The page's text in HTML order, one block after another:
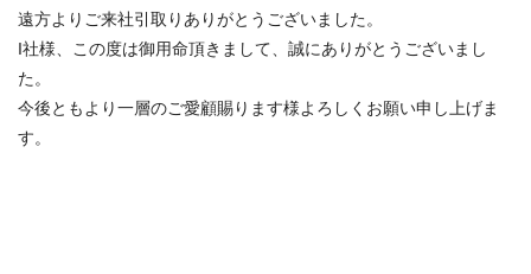
遠方よりご来社引取りありがとうございました。
I社様、この度は御用命頂きまして、誠にありがとうございまし
た。
今後ともより一層のご愛顧賜ります様よろしくお願い申し上げま
す。